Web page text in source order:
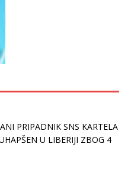
PRIPADNIK SNS KARTELA
U LIBERIJI ZBOG 4